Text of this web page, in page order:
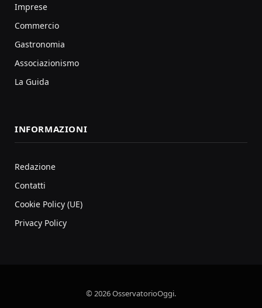
Imprese
Commercio
Gastronomia
Associazionismo
La Guida
INFORMAZIONI
Redazione
Contatti
Cookie Policy (UE)
Privacy Policy
© 2026 OsservatorioOggi.